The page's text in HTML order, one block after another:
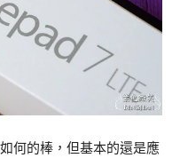
何的棒，但基本的還是應